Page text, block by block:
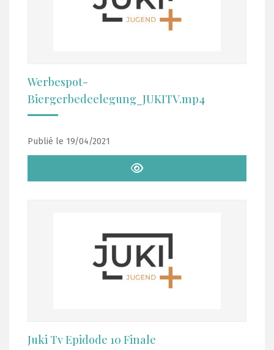
Werbespot-
Biergerbedeelegung_JUKITV.mp4
Publié le 19/04/2021
Juki Tv Epidode 10 Finale